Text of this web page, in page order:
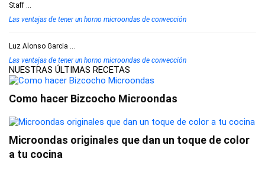
Staff ...
Las ventajas de tener un horno microondas de convección
Luz Alonso Garcia ...
Las ventajas de tener un horno microondas de convección
NUESTRAS ÚLTIMAS RECETAS
Como hacer Bizcocho Microondas
Microondas originales que dan un toque de color
a tu cocina